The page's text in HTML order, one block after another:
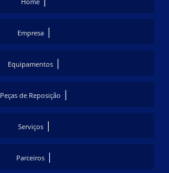
Home
Empresa|
Equipamentos |
Peças de Reposição |
Serviços|
Parceiros |